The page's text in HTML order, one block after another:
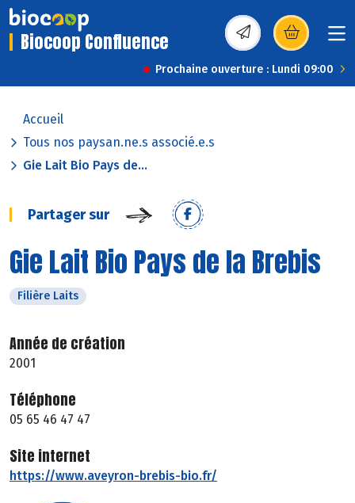
Biocoop Confluence (s’ouvre dans une
Prochaine ouverture : Lundi 09:00
Accueil
Tous nos paysan.ne.s associé.e.s
Gie Lait Bio Pays de...
Partager sur
Gie Lait Bio Pays de la Brebis
Filière Laits
Année de création
2001
Téléphone
05 65 46 47 47
Site internet
https://www.aveyron-brebis-bio.fr/